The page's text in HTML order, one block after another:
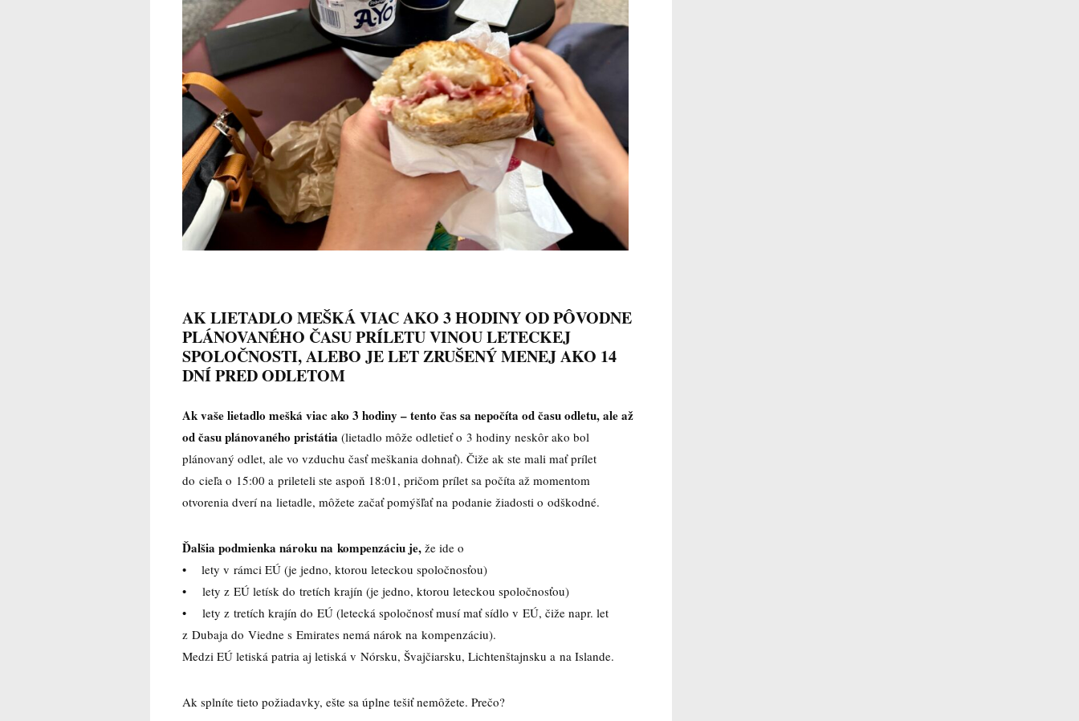
AKLIETADLO MEŠKÁ VIAC AKO 3 HODINY OD PÔVODNE
PLÁNOVANÉHO ČASU PRÍLETUVINOU LETECKEJ
SPOLOČNOSTI, ALEBO JE LET ZRUŠENÝ MENEJ AKO 14
DNÍ PRED ODLETOM
Ak vaše lietadlo mešká viac ako 3 hodiny – tento čas sa nepočíta od času odletu, ale až
od času plánovaného pristátia (lietadlo môže odletieť o 3 hodiny neskôr ako bol
plánovaný odlet, ale vo vzduchu časť meškania dohnať). Čiže ak ste mali mať prílet
do cieľa o 15:00 a prileteli ste aspoň 18:01, pričom prílet sa počíta až momentom
otvorenia dverí na lietadle, môžete začať pomýšľať na podanie žiadosti o odškodné.
Ďalšia podmienka nároku na kompenzáciu je, že ide o
• lety v rámci EÚ (je jedno, ktorou leteckou spoločnosťou)
• lety z EÚ letísk do tretích krajín (je jedno, ktorou leteckou spoločnosťou)
• lety z tretích krajín do EÚ (letecká spoločnosť musí mať sídlo v EÚ, čiže napr. let
z Dubaja do Viedne s Emirates nemá nárok na kompenzáciu).
Medzi EÚ letiská patria aj letiská v Nórsku, Švajčiarsku, Lichtenštajnsku a na Islande.
Ak splníte tieto požiadavky, ešte sa úplne tešiť nemôžete. Prečo?